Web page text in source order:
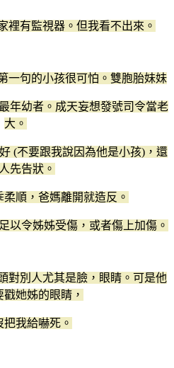
裡有監視器。但我看不出來。
一句的小孩很可怕。雙胞胎妹妹
年幼者。成天妄想發號司令當老
大。
(不要跟我說因為他是小孩)，還
先告狀。
順，爸媽離開就造反。
以令姊姊受傷，或者傷上加傷。
對別人尤其是臉，眼睛。可是他
她姊的眼睛，
把我給嚇死。